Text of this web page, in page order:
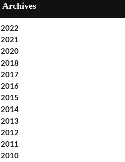
Archives
2022
2021
2020
2018
2017
2016
2015
2014
2013
2012
2011
2010